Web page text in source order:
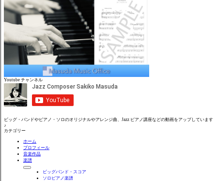
Youtube チャンネル
ビッグ・バンドやピアノ・ソロのオリジナルやアレンジ曲、Jazz ピアノ講座などの動画をアップしています
♪
カテゴリー
ホーム
プロフィール
音楽作品
楽譜
ビッグバンド・スコア
ソロピアノ楽譜